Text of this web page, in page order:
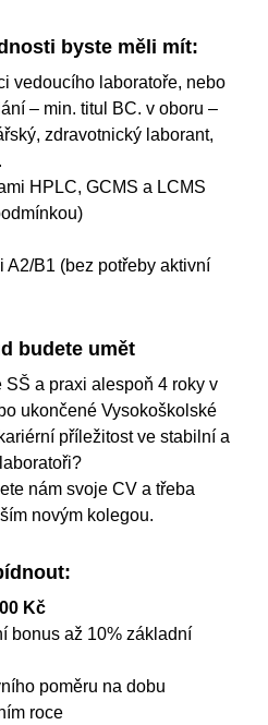
byste měli mít:
vedoucího laboratoře, nebo
– min. titul BC. v oboru –
zdravotnický laborant,
HPLC, GCMS a LCMS
A2/B1 (bez potřeby aktivní
budete umět
SŠ a praxi alespoň 4 roky v
ukončené Vysokoškolské
příležitost ve stabilní a
nám svoje CV a třeba
novým kolegou.
Kč
bonus až 10% základní
poměru na dobu
roce